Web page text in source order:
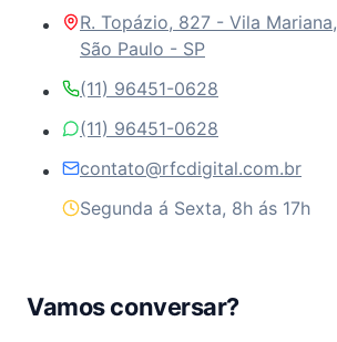
R. Topázio, 827 - Vila Mariana,
São Paulo - SP
(11) 96451-0628
(11) 96451-0628
contato@rfcdigital.com.br
Segunda á Sexta, 8h ás 17h
Vamos conversar?